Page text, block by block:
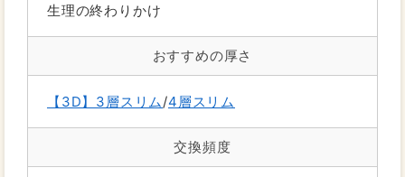
生理の終わりかけ
おすすめの厚さ
【3D】3層スリム /4層スリム
交換頻度